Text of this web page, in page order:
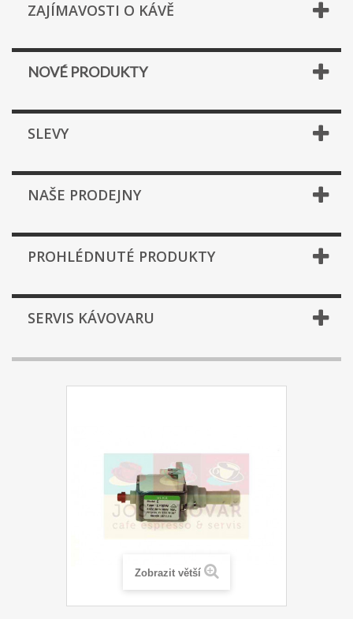
ZAJÍMAVOSTI O KÁVĚ
NOVÉ PRODUKTY
SLEVY
NAŠE PRODEJNY
PROHLÉDNUTÉ PRODUKTY
SERVIS KÁVOVARU
Zobrazit větší